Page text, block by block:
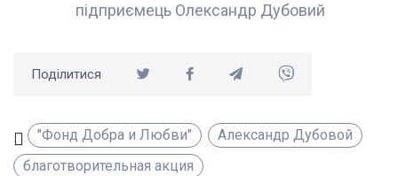
підприємець Олександр Дубовий
Поділитися
"Фонд Добра и Любви"
Александр Дубовой
благотворительная акция